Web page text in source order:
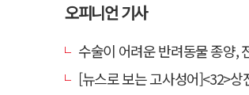
오피니언 기사
수술이 어려운 반려동물 종양, 전기 항
[뉴스로 보는 고사성어]<32>상전벽해(桑田碧